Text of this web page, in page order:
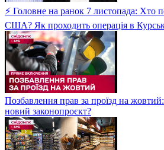
⚡ Головне на ранок 7 листопада: Хто
США? Як проходить операція в
Позбавлення прав за проїзд на
новий законопроєкт?